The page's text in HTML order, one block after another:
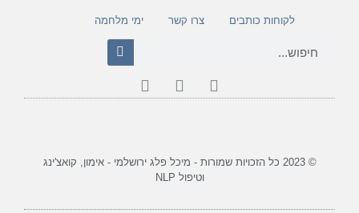
לקוחות כותבים צרו קשר ימי מלחמה
© 2023 כל הזכויות שמורות - מיכל פלג ירושלמי - אימון, קואצ'ינג
וטיפול NLP